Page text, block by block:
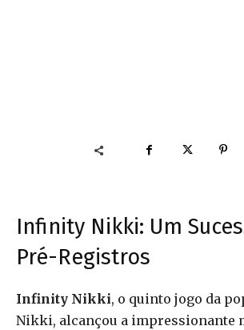
Infinity Nikki: Um
Pré-Registros
Infinity Nikki, o quinto jogo da
Nikki, alcançou a impressionante